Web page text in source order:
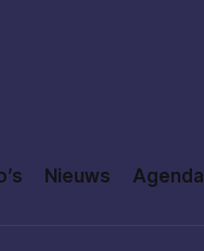
Nieuws Agenda